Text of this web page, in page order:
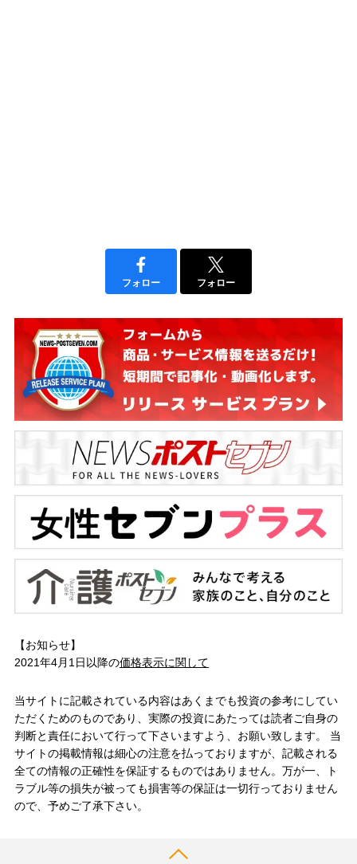
フォロー フォロー
【お知らせ】
2021年4月1日以降の価格表示に関して
当サイトに記載されている内容はあくまでも投資の参考にしてい
ただくためのものであり、実際の投資にあたっては読者ご自身の
判断と責任において行って下さいますよう、お願い致します。 当
サイトの掲載情報は細心の注意を払っておりますが、記載される
全ての情報の正確性を保証するものではありません。万が一、ト
ラブル等の損失が被っても損害等の保証は一切行っておりません
ので、予めご了承下さい。